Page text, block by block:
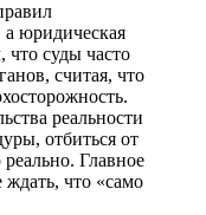
а юридическая
что суды часто
считая, что
реальности
отбиться от
Главное
ждать, что «само